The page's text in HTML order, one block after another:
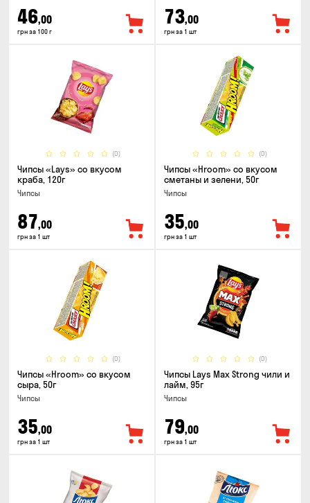
46,00
грн за 100 г
73,00
грн за 1 шт
(0)
Чипсы «Lays» со вкусом
краба, 120г
Чипсы
87,00
грн за 1 шт
(0)
Чипсы «Hroom» со вкусом
сметаны и зелени, 50г
Чипсы
35,00
грн за 1 шт
(0)
Чипсы «Hroom» со вкусом
сыра, 50г
Чипсы
35,00
грн за 1 шт
(0)
Чипсы Lays Max Strong чили и
лайм, 95г
Чипсы
79,00
грн за 1 шт